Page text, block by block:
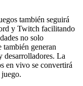
también seguirá
y Twitch facilitando
no solo
también generan
desarrolladores. La
en vivo se convertirá